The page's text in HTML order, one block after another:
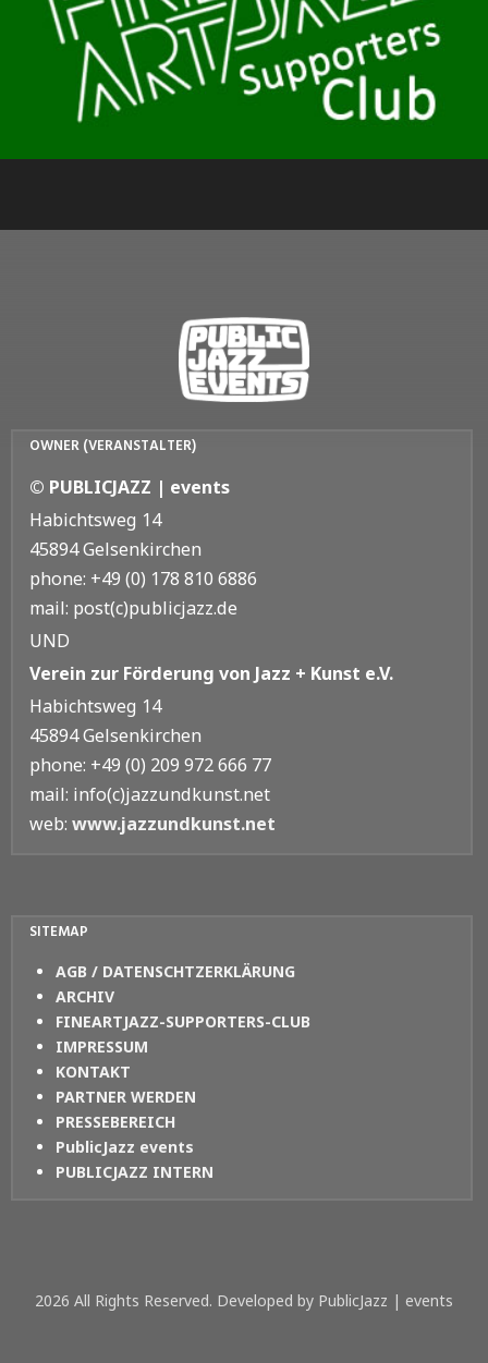
OWNER (VERANSTALTER)
© PUBLICJAZZ | events
Habichtsweg 14
45894 Gelsenkirchen
phone: +49 (0) 178 810 6886
mail: post(c)publicjazz.de
UND
Verein zur Förderung von Jazz + Kunst e.V.
Habichtsweg 14
45894 Gelsenkirchen
phone: +49 (0) 209 972 666 77
mail: info(c)jazzundkunst.net
web: www.jazzundkunst.net
SITEMAP
AGB / DATENSCHTZERKLÄRUNG
ARCHIV
FINEARTJAZZ-SUPPORTERS-CLUB
IMPRESSUM
KONTAKT
PARTNER WERDEN
PRESSEBEREICH
PublicJazz events
PUBLICJAZZ INTERN
2026 All Rights Reserved. Developed by PublicJazz | events